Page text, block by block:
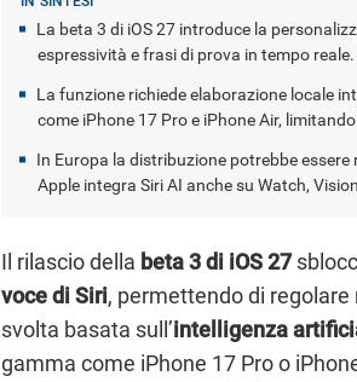
La beta 3 di iOS 27 introduce la
espressività e frasi di prova in tempo reale.
La funzione richiede elaborazione locale
come iPhone 17 Pro e iPhone Air,
In Europa la distribuzione potrebbe
Apple integra Siri AI anche su Watch,
Il rilascio della beta 3 di iOS 27
voce di Siri, permettendo di
svolta basata sull’intelligenza
gamma come iPhone 17 Pro o